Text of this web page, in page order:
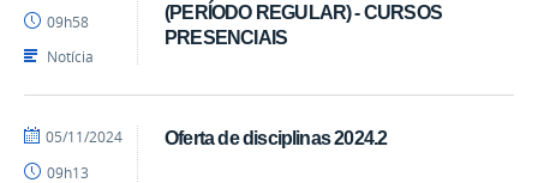
(PERÍODO REGULAR) - CURSOS
PRESENCIAIS
09h58
Notícia
Oferta de disciplinas 2024.2
por
publicado
05/11/2024
09h13